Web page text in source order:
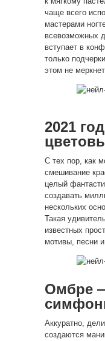
чаще всего
мастерами
всевозможных
вступает в
только
этом не
2021
С тех пор, как
смешивание
целый
создавать
нескольких
Такая
известных
мотивы, песни
Омбре
Аккуратно,
создаются